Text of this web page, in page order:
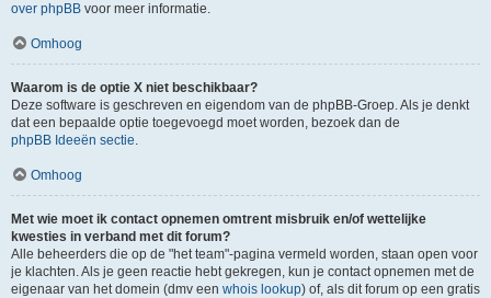
over phpBB voor meer informatie.
Omhoog
Waarom is de optie X niet beschikbaar?
Deze software is geschreven en eigendom van de phpBB-Groep. Als je denkt
dat een bepaalde optie toegevoegd moet worden, bezoek dan de
phpBB Ideeën sectie.
Omhoog
Met wie moet ik contact opnemen omtrent misbruik en/of wettelijke
kwesties in verband met dit forum?
Alle beheerders die op de "het team"-pagina vermeld worden, staan open voor
je klachten. Als je geen reactie hebt gekregen, kun je contact opnemen met de
eigenaar van het domein (dmv een whois lookup) of, als dit forum op een gratis